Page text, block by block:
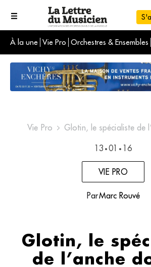
À la une Vie Pro Orchestres & Ensembles
L'info du jour
Le numéro du mois
International
Vie Pro Glotin, le spécialiste de
13 • 01 • 16
VIE PRO
ParMarc Rouvé
Glotin, le
de l’anche